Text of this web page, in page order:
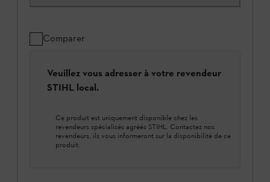
Comparer
Veuillez vous adresser à votre revendeur
STIHL local.
Ce produit est uniquement disponible chez les
revendeurs spécialisés agréés STIHL. Contactez nos
revendeurs, ils vous informeront sur la disponibilité de ce
produit.